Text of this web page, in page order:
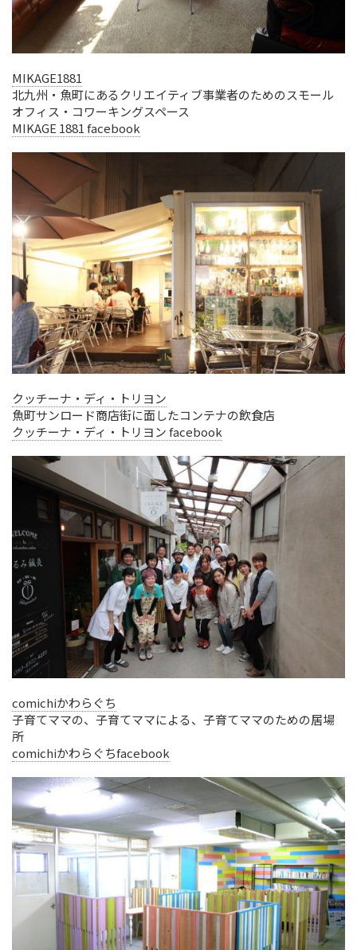
MIKAGE1881
北九州・魚町にあるクリエイティブ事業者のためのスモール
オフィス・コワーキングスペース
MIKAGE 1881 facebook
クッチーナ・ディ・トリヨン
魚町サンロード商店街に面したコンテナの飲食店
クッチーナ・ディ・トリヨン facebook
comichiかわらぐち
子育てママの、子育てママによる、子育てママのための居場
所
comichiかわらぐちfacebook